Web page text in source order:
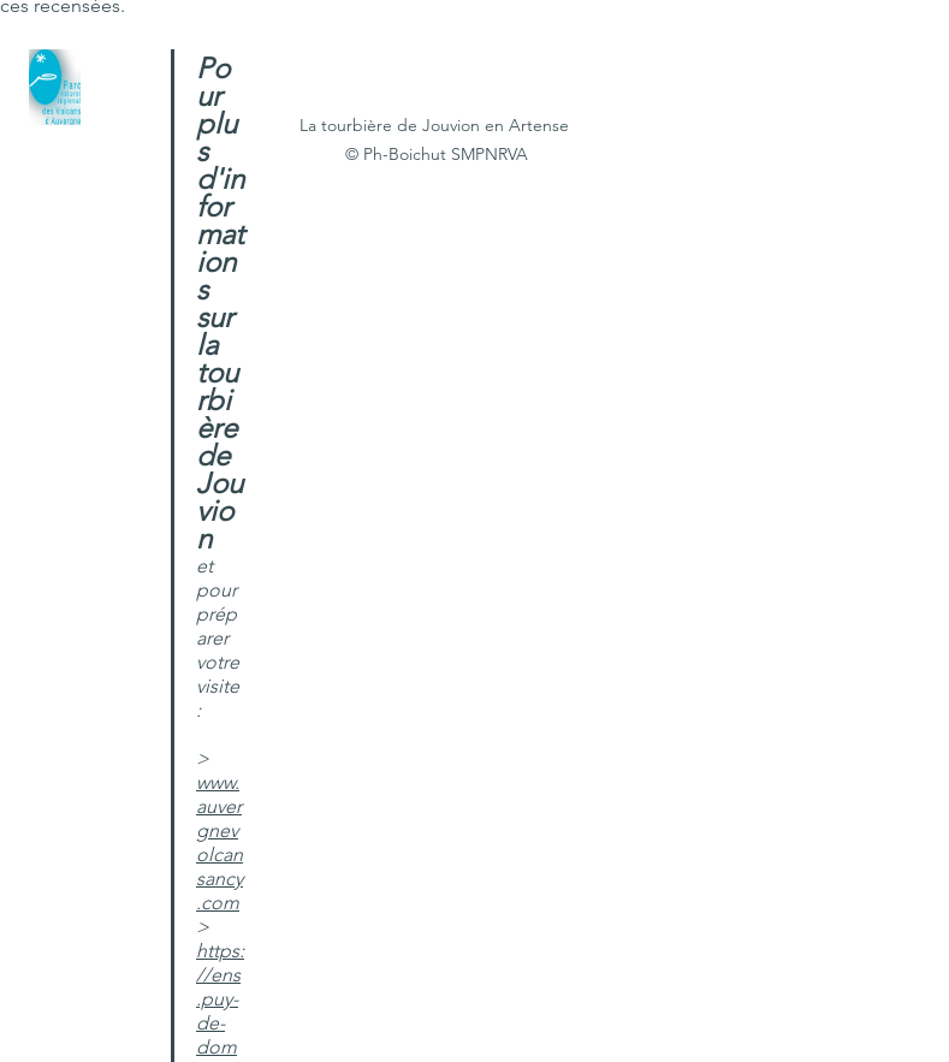
La tourbière de Jouvion en Artense
© Ph-Boichut SMPNRVA
recensées.
Po
ur
plu
s
d'in
for
mat
ion
s
sur
la
tou
rbi
ère
de
Jou
vio
n
et
pour
prép
arer
votre
visite
:
>
www.
auver
gnev
olcan
sancy
.com
>
https:
//ens
.puy-
de-
dom